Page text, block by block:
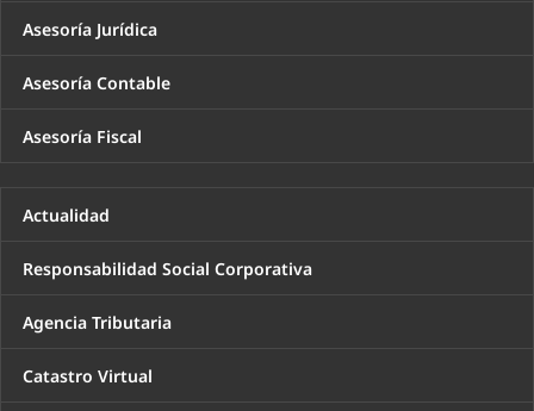
Asesoría Jurídica
Asesoría Contable
Asesoría Fiscal
Actualidad
Responsabilidad Social Corporativa
Agencia Tributaria
Catastro Virtual